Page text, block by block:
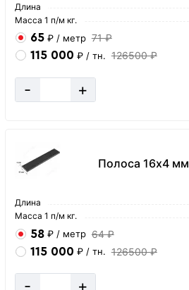
Длина
Масса 1 п/м кг.
65 ₽ / метр 71 ₽
115 000 ₽ / тн. 126500 ₽
- +
Полоса 16х4 мм
Длина
Масса 1 п/м кг.
58 ₽ / метр 64 ₽
115 000 ₽ / тн. 126500 ₽
- +